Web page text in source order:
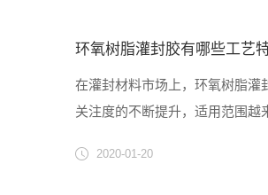
环氧树脂灌封胶有哪些工艺
在灌封材料市场上，环氧树脂灌
关注度的不断提升，适用范围
2020-01-20